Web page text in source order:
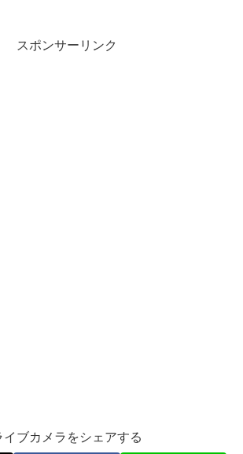
スポンサーリンク
イブカメラをシェアする